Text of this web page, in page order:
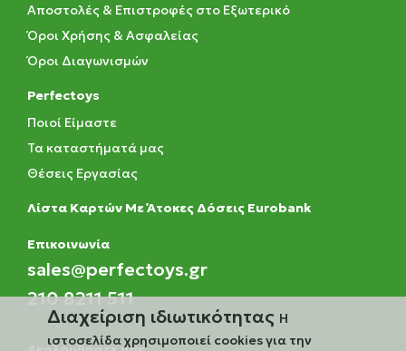
Αποστολές & Επιστροφές στο Εξωτερικό
Όροι Χρήσης & Ασφαλείας
Όροι Διαγωνισμών
Perfectoys
Ποιοί Είμαστε
Τα καταστήματά μας
Θέσεις Εργασίας
Λίστα Καρτών Με Άτοκες Δόσεις Eurobank
Eπικοινωνία
sales@perfectoys.gr
210 8211 511
Διαχείριση ιδιωτικότητας Η
ιστοσελίδα χρησιμοποιεί cookies για την